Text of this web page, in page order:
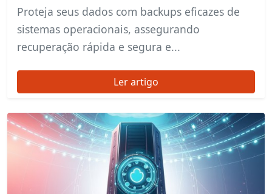
Proteja seus dados com backups eficazes de
sistemas operacionais, assegurando
recuperação rápida e segura e...
Ler artigo